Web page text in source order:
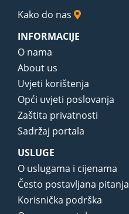
Kako do nas
INFORMACIJE
O nama
About us
Uvjeti korištenja
Opći uvjeti poslovanja
Zaštita privatnosti
Sadržaj portala
USLUGE
O uslugama i cijenama
Često postavljana pitanja
Korisnička podrška